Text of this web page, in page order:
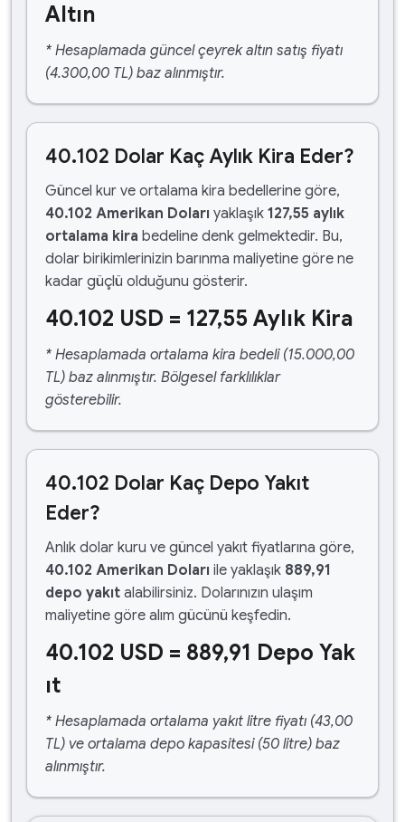
Altın
* Hesaplamada güncel çeyrek altın satış fiyatı
(4.300,00 TL) baz alınmıştır.
40.102 Dolar Kaç Aylık Kira Eder?
Güncel kur ve ortalama kira bedellerine göre,
40.102 Amerikan Doları yaklaşık 127,55 aylık
ortalama kira bedeline denk gelmektedir. Bu,
dolar birikimlerinizin barınma maliyetine göre ne
kadar güçlü olduğunu gösterir.
40.102 USD = 127,55 Aylık Kira
* Hesaplamada ortalama kira bedeli (15.000,00
TL) baz alınmıştır. Bölgesel farklılıklar
gösterebilir.
40.102 Dolar Kaç Depo Yakıt
Eder?
Anlık dolar kuru ve güncel yakıt fiyatlarına göre,
40.102 Amerikan Doları ile yaklaşık 889,91
depo yakıt alabilirsiniz. Dolarınızın ulaşım
maliyetine göre alım gücünü keşfedin.
40.102 USD = 889,91 Depo Yak
ıt
* Hesaplamada ortalama yakıt litre fiyatı (43,00
TL) ve ortalama depo kapasitesi (50 litre) baz
alınmıştır.